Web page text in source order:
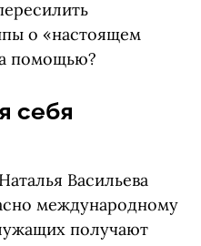
о «настоящем
помощью?
себя
Васильева
международному
получают